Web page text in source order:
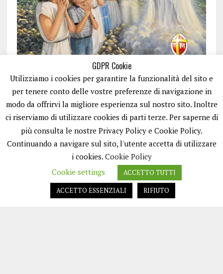
ISCRIVITI
GDPR Cookie
Utilizziamo i cookies per garantire la funzionalità del sito e
per tenere conto delle vostre preferenze di navigazione in
modo da offrirvi la migliore esperienza sul nostro sito. Inoltre
ci riserviamo di utilizzare cookies di parti terze. Per saperne di
più consulta le nostre Privacy Policy e Cookie Policy.
Continuando a navigare sul sito, l'utente accetta di utilizzare
i cookies. Cookie Policy
Cookie settings
ACCETTO TUTTI
ACCETTO ESSENZIALI
RIFIUTO